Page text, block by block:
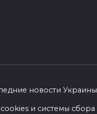
новости
и системы сбора